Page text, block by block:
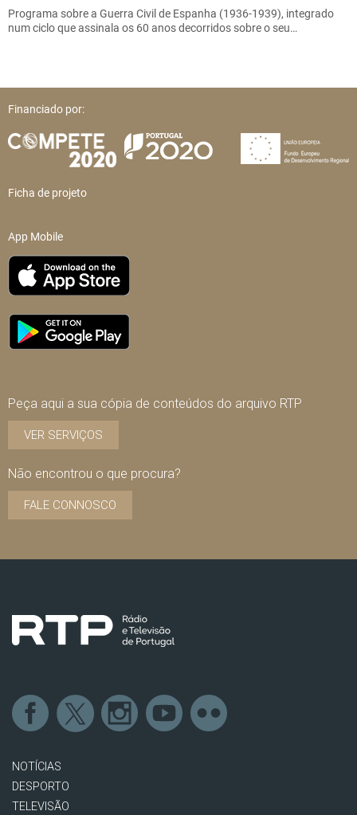
Programa sobre a Guerra Civil de Espanha (1936-1939), integrado
num ciclo que assinala os 60 anos decorridos sobre o seu…
Financiado por:
Ficha de projeto
App Mobile
Peça aqui a sua cópia de conteúdos do arquivo RTP
VER SERVIÇOS
Não encontrou o que procura?
FALE CONNOSCO
NOTÍCIAS
DESPORTO
TELEVISÃO